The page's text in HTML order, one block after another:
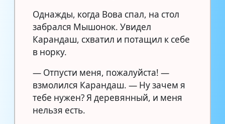
Однажды, когда Вова спал, на стол
забрался Мышонок. Увидел
Карандаш, схватил и потащил к себе
в норку.
— Отпусти меня, пожалуйста! —
взмолился Карандаш. — Ну зачем я
тебе нужен? Я деревянный, и меня
нельзя есть.